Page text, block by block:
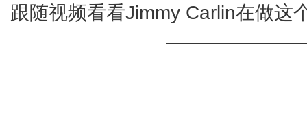
跟随视频看看Jimmy Carlin在做这